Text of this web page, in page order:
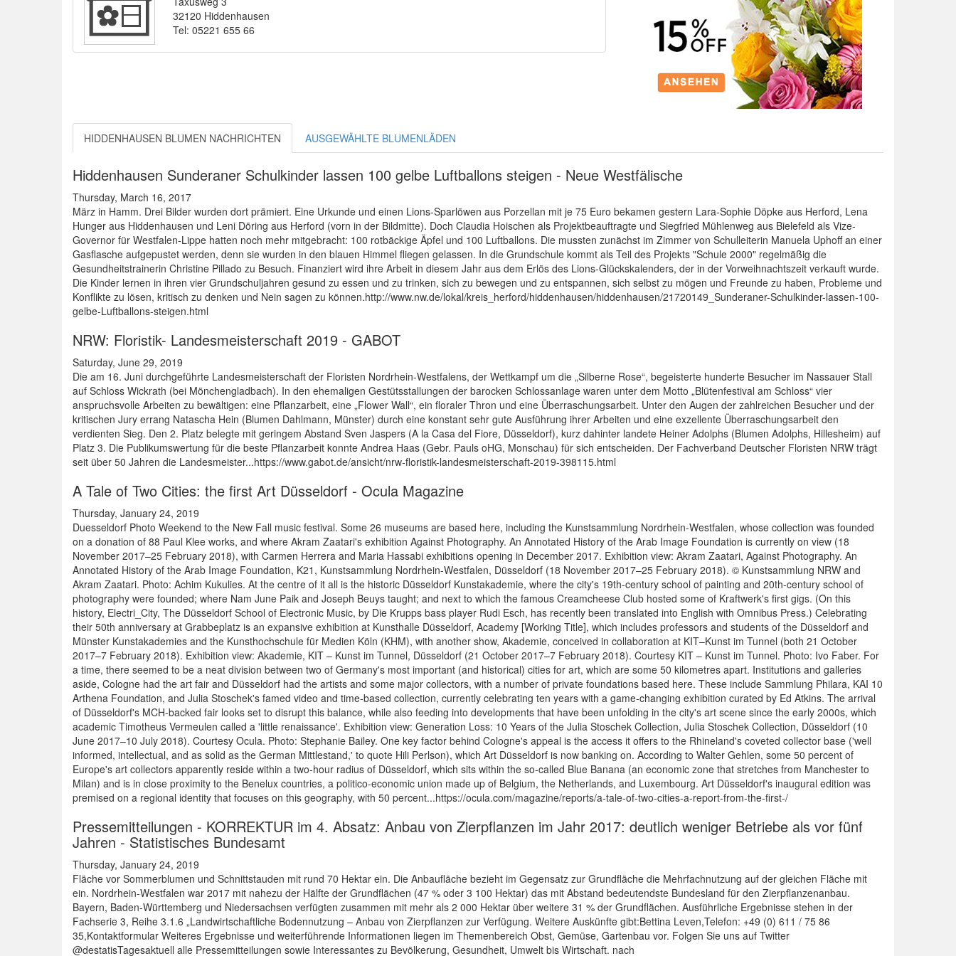
32120 Hiddenhausen
Tel: 05221 655 66
HIDDENHAUSEN BLUMEN NACHRICHTEN AUSGEWÄHLTE BLUMENLÄDEN
Hiddenhausen Sunderaner Schulkinder lassen 100 gelbe Luftballons steigen - Neue Westfälische
Thursday, March 16, 2017
März in Hamm. Drei Bilder wurden dort prämiert. Eine Urkunde und einen Lions-Sparlöwen aus Porzellan mit je 75 Euro bekamen gestern Lara-Sophie Döpke aus Herford, Lena
Hunger aus Hiddenhausen und Leni Döring aus Herford (vorn in der Bildmitte). Doch Claudia Hoischen als Projektbeauftragte und Siegfried Mühlenweg aus Bielefeld als Vize-
Governor für Westfalen-Lippe hatten noch mehr mitgebracht: 100 rotbäckige Äpfel und 100 Luftballons. Die mussten zunächst im Zimmer von Schulleiterin Manuela Uphoff an einer
Gasflasche aufgepustet werden, denn sie wurden in den blauen Himmel fliegen gelassen. In die Grundschule kommt als Teil des Projekts "Schule 2000" regelmäßig die
Gesundheitstrainerin Christine Pillado zu Besuch. Finanziert wird ihre Arbeit in diesem Jahr aus dem Erlös des Lions-Glückskalenders, der in der Vorweihnachtszeit verkauft wurde.
Die Kinder lernen in ihren vier Grundschuljahren gesund zu essen und zu trinken, sich zu bewegen und zu entspannen, sich selbst zu mögen und Freunde zu haben, Probleme und
Konflikte zu lösen, kritisch zu denken und Nein sagen zu können.http://www.nw.de/lokal/kreis_herford/hiddenhausen/hiddenhausen/21720149_Sunderaner-Schulkinder-lassen-100-
gelbe-Luftballons-steigen.html
NRW: Floristik- Landesmeisterschaft 2019 - GABOT
Saturday, June 29, 2019
Die am 16. Juni durchgeführte Landesmeisterschaft der Floristen Nordrhein-Westfalens, der Wettkampf um die „Silberne Rose“, begeisterte hunderte Besucher im Nassauer Stall
auf Schloss Wickrath (bei Mönchengladbach). In den ehemaligen Gestütsstallungen der barocken Schlossanlage waren unter dem Motto „Blütenfestival am Schloss“ vier
anspruchsvolle Arbeiten zu bewältigen: eine Pflanzarbeit, eine „Flower Wall“, ein floraler Thron und eine Überraschungsarbeit. Unter den Augen der zahlreichen Besucher und der
kritischen Jury errang Natascha Hein (Blumen Dahlmann, Münster) durch eine konstant sehr gute Ausführung ihrer Arbeiten und eine exzellente Überraschungsarbeit den
verdienten Sieg. Den 2. Platz belegte mit geringem Abstand Sven Jaspers (A la Casa del Fiore, Düsseldorf), kurz dahinter landete Heiner Adolphs (Blumen Adolphs, Hillesheim) auf
Platz 3. Die Publikumswertung für die beste Pflanzarbeit konnte Andrea Haas (Gebr. Pauls oHG, Monschau) für sich entscheiden. Der Fachverband Deutscher Floristen NRW trägt
seit über 50 Jahren die Landesmeister...https://www.gabot.de/ansicht/nrw-floristik-landesmeisterschaft-2019-398115.html
A Tale of Two Cities: the first Art Düsseldorf - Ocula Magazine
Thursday, January 24, 2019
Duesseldorf Photo Weekend to the New Fall music festival. Some 26 museums are based here, including the Kunstsammlung Nordrhein-Westfalen, whose collection was founded
on a donation of 88 Paul Klee works, and where Akram Zaatari's exhibition Against Photography. An Annotated History of the Arab Image Foundation is currently on view (18
November 2017–25 February 2018), with Carmen Herrera and Maria Hassabi exhibitions opening in December 2017. Exhibition view: Akram Zaatari, Against Photography. An
Annotated History of the Arab Image Foundation, K21, Kunstsammlung Nordrhein-Westfalen, Düsseldorf (18 November 2017–25 February 2018). © Kunstsammlung NRW and
Akram Zaatari. Photo: Achim Kukulies. At the centre of it all is the historic Düsseldorf Kunstakademie, where the city's 19th-century school of painting and 20th-century school of
photography were founded; where Nam June Paik and Joseph Beuys taught; and next to which the famous Creamcheese Club hosted some of Kraftwerk's first gigs. (On this
history, Electri_City, The Düsseldorf School of Electronic Music, by Die Krupps bass player Rudi Esch, has recently been translated into English with Omnibus Press.) Celebrating
their 50th anniversary at Grabbeplatz is an expansive exhibition at Kun­sthalle Düssel­dorf, Acade­my [Work­ing Ti­tle], which includes pro­fes­sors and stu­dents of the Düssel­dorf and
Münster Kun­stakademies and the Kun­sthochschule für Me­di­en Köln (KHM), with another show, Akademie, conceived in collaboration at KIT–Kunst im Tunnel (both 21 October
2017–7 Febru­ary 2018). Exhibition view: Akademie, KIT – Kunst im Tunnel, Düsseldorf (21 October 2017–7 February 2018). Courtesy KIT – Kunst im Tunnel. Photo: Ivo Faber. For
a time, there seemed to be a neat division between two of Germany's most important (and historical) cities for art, which are some 50 kilometres apart. Institutions and galleries
aside, Cologne had the art fair and Düsseldorf had the artists and some major collectors, with a number of private foundations based here. These include Sammlung Philara, KAI 10
Arthena Foundation, and Julia Stoschek's famed video and time-based collection, currently celebrating ten years with a game-changing exhibition curated by Ed Atkins. The arrival
of Düsseldorf's MCH-backed fair looks set to disrupt this balance, while also feeding into developments that have been unfolding in the city's art scene since the early 2000s, which
academic Timotheus Vermeulen called a 'little renaissance'. Exhibition view: Generation Loss: 10 Years of the Julia Stoschek Collection, Julia Stoschek Collection, Düsseldorf (10
June 2017–10 July 2018). Courtesy Ocula. Photo: Stephanie Bailey. One key factor behind Cologne's appeal is the access it offers to the Rhineland's coveted collector base ('well
informed, intellectual, and as solid as the German Mittlestand,' to quote Hili Perlson), which Art Düsseldorf is now banking on. According to Walter Gehlen, some 50 percent of
Europe's art collectors apparently reside within a two-hour radius of Düsseldorf, which sits within the so-called Blue Banana (an economic zone that stretches from Manchester to
Milan) and is in close proximity to the Benelux countries, a politico-economic union made up of Belgium, the Netherlands, and Luxembourg. Art Düsseldorf's inaugural edition was
premised on a regional identity that focuses on this geography, with 50 percent...https://ocula.com/magazine/reports/a-tale-of-two-cities-a-report-from-the-first-/
Pressemitteilungen - KORREKTUR im 4. Absatz: Anbau von Zierpflanzen im Jahr 2017: deutlich weniger Betriebe als vor fünf
Jahren - Statistisches Bundesamt
Thursday, January 24, 2019
Fläche vor Sommerblumen und Schnittstauden mit rund 70 Hektar ein. Die Anbaufläche bezieht im Gegensatz zur Grundfläche die Mehrfachnutzung auf der gleichen Fläche mit
ein. Nordrhein-Westfalen war 2017 mit nahezu der Hälfte der Grundflächen (47 % oder 3 100 Hektar) das mit Abstand bedeutendste Bundesland für den Zierpflanzenanbau.
Bayern, Baden-Württemberg und Niedersachsen verfügten zusammen mit mehr als 2 000 Hektar über weitere 31 % der Grundflächen. Ausführliche Ergebnisse stehen in der
Fachserie 3, Reihe 3.1.6 „Landwirtschaftliche Bodennutzung – Anbau von Zierpflanzen zur Verfügung. Weitere Auskünfte gibt:Bettina Leven,Telefon: +49 (0) 611 / 75 86
35,Kontaktformular Weiteres Ergebnisse und weiterführende Informationen liegen im Themenbereich Obst, Gemüse, Gartenbau vor. Folgen Sie uns auf Twitter
@destatisTagesaktuell alle Pressemitteilungen sowie Interessantes zu Bevölkerung, Gesundheit, Umwelt bis Wirtschaft. nach